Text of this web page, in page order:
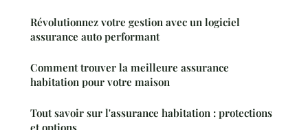
Révolutionnez votre gestion avec un logiciel
assurance auto performant
Comment trouver la meilleure assurance
habitation pour votre maison
Tout savoir sur l'assurance habitation : protections